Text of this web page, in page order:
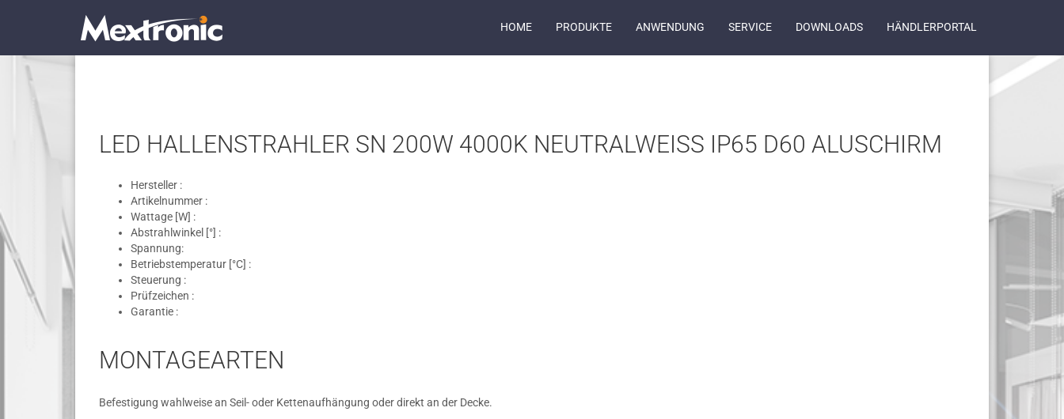
HOME PRODUKTE ANWENDUNG SERVICE DOWNLOADS HÄNDLERPORTAL
LED HALLENSTRAHLER SN 200W 4000K NEUTRALWEISS IP65 D60 ALUSCHIRM
Hersteller :
Artikelnummer :
Wattage [W] :
Abstrahlwinkel [°] :
Spannung:
Betriebstemperatur [°C] :
Steuerung :
Prüfzeichen :
Garantie :
MONTAGEARTEN
Befestigung wahlweise an Seil- oder Kettenaufhängung oder direkt an der Decke.